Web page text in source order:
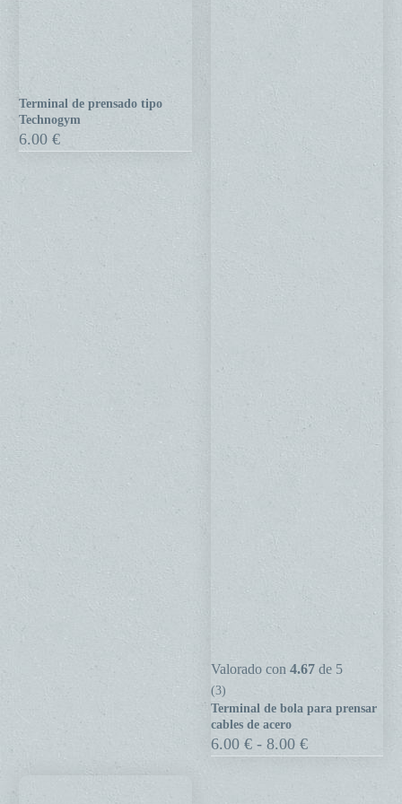
Terminal
de
prensado
Terminal de prensado tipo
Technogym
6.00 €
Terminal
de
bola
para
prensar
Valorado con 4.67de 5
(3)
Terminal de bola para prensar
cables de acero
6.00 € - 8.00 €Rango
de